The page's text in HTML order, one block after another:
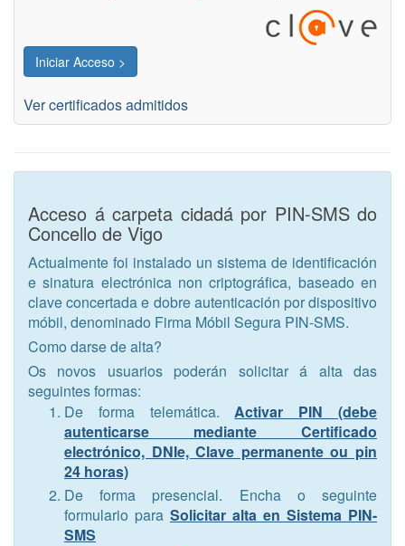
Ver certificados admitidos
Acceso á carpeta cidadá por PIN-SMS do
Concello de Vigo
Actualmente foi instalado un sistema de identificación
e sinatura electrónica non criptográfica, baseado en
clave concertada e dobre autenticación por dispositivo
móbil, denominado Firma Móbil Segura PIN-SMS.
Como darse de alta?
Os novos usuarios poderán solicitar á alta das
seguintes formas:
De forma telemática.Activar PIN (debe
autenticarse mediante Certificado
electrónico, DNIe, Clave permanente ou pin
24 horas)
De forma presencial. Encha o seguinte
formulario para Solicitar alta en Sistema PIN-
SMS